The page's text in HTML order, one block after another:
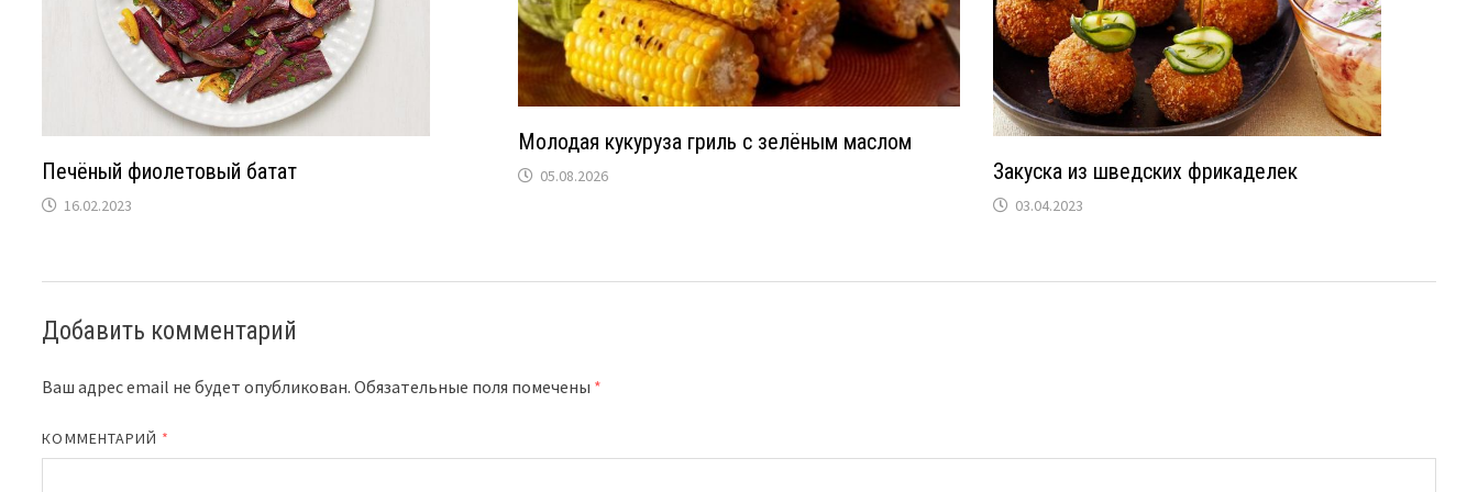
Печёный фиолетовый батат
16.02.2023
Молодая кукуруза гриль с зелёным маслом
05.08.2026 Закуска из шведских фрикаделек
03.04.2023
Добавить комментарий
Ваш адрес email не будет опубликован. Обязательные поля помечены *
КОММЕНТАРИЙ *